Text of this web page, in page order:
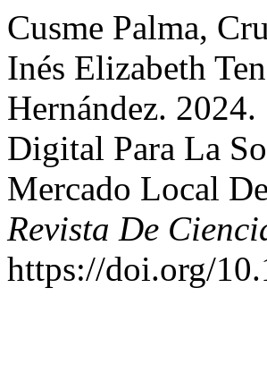
Cusme Palma,
Inés Elizabeth
Hernández.
Digital Para La
Mercado Local
Revista De
https://doi.org/